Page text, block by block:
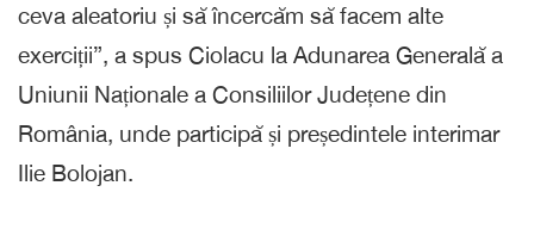
ceva aleatoriu și să încercăm să facem alte
exerciții”, a spus Ciolacu la Adunarea Generală a
Uniunii Naționale a Consiliilor Județene din
România, unde participă și președintele interimar
Ilie Bolojan.